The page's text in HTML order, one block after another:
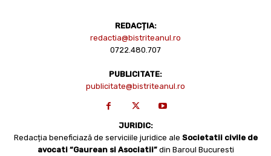
REDACȚIA:
redactia@bistriteanul.ro
0722.480.707
PUBLICITATE:
publicitate@bistriteanul.ro
JURIDIC:
Redacția beneficiază de serviciile juridice ale Societatii civile de
avocati “Gaurean si Asociatii” din Baroul Bucuresti